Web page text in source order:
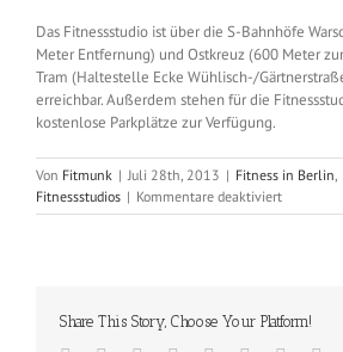
Das Fitnessstudio ist über die S-Bahnhöfe
Meter Entfernung) und Ostkreuz (600 Meter
Tram (Haltestelle Ecke Wühlisch-/
erreichbar. Außerdem stehen für die
kostenlose Parkplätze zur Verfügung.
Von Fitmunk | Juli 28th, 2013 | Fitness in Berlin,
Fitnessstudios | Kommentare deaktiviertfür
Lady
Revaler
Straße)
Share This Story, Choose Your Platform!